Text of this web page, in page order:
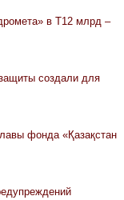
в Т12 млрд –
создали для
фонда «Қазақстан